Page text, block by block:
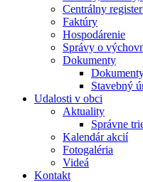
Centrálny
Faktúry
Hospodárenie
Správy o
Dokumenty
Stavebný
Udalosti v obci
Aktuality
Správne
Kalendár akcií
Fotogaléria
Videá
Kontakt